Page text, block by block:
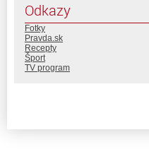
Odkazy
Fotky
Pravda.sk
Recepty
Šport
TV program